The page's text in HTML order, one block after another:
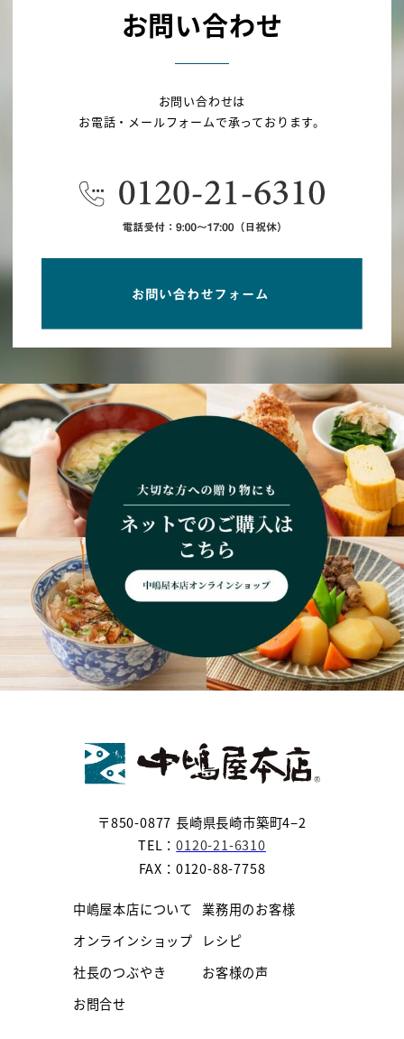
お問い合わせ
お問い合わせは
お電話・メールフォームで承っております。
〒850-0877 長崎県長崎市築町4−2
TEL：0120-21-6310
FAX：0120-88-7758
中嶋屋本店について
業務用のお客様
オンラインショップ
レシピ
社長のつぶやき
お客様の声
お問合せ